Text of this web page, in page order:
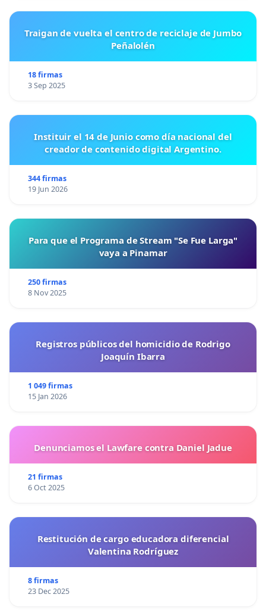
Traigan de vuelta el centro de reciclaje de Jumbo
Peñalolén
18 firmas
3 Sep 2025
Instituir el 14 de Junio como día nacional del
creador de contenido digital Argentino.
344 firmas
19 Jun 2026
Para que el Programa de Stream "Se Fue Larga"
vaya a Pinamar
250 firmas
8 Nov 2025
Registros públicos del homicidio de Rodrigo
Joaquín Ibarra
1 049 firmas
15 Jan 2026
Denunciamos el Lawfare contra Daniel Jadue
21 firmas
6 Oct 2025
Restitución de cargo educadora diferencial
Valentina Rodríguez
8 firmas
23 Dec 2025